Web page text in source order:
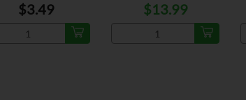
$3.49 $13.99